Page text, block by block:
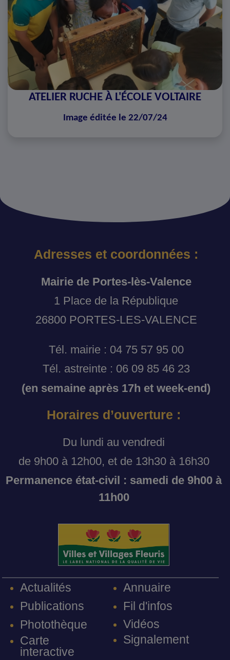
ATELIER RUCHE À L'ÉCOLE VOLTAIRE
Image éditée le 22/07/24
Adresses et coordonnées :
Mairie de Portes-lès-Valence
1 Place de la République
26800 PORTES-LES-VALENCE
Tél. mairie : 04 75 57 95 00
Tél. astreinte : 06 09 85 46 23
(en semaine après 17h et week-end)
Horaires d’ouverture :
Du lundi au vendredi
de 9h00 à 12h00, et de 13h30 à 16h30
Permanence état-civil : samedi de 9h00 à
11h00
Actualités
Publications
Photothèque
Carte
interactive
Annuaire
Fil d'infos
Vidéos
Signalement